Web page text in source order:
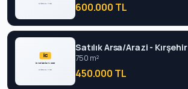
600.000 TL
Satılık Arsa/Arazi - Kırşehir
750 m²
450.000 TL